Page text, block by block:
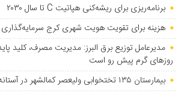
برنامه‌ریزی برای ریشه‌کنی هپاتیت C تا سال ۲۰۳۰
هزینه برای تقویت هویت شهری کرج سرمایه‌گذاری
مدیرعامل توزیع برق البرز: مدیریت مصرف، کلید
روزهای گرم پیش رو است
بیمارستان ۱۳۵ تختخوابی ولیعصر کمالشهر در آستانه بهره‌برداری کامل